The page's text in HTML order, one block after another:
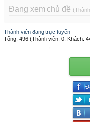
Đang xem chủ đề
Thành viên đang trực tuyến
Tổng: 496 (Thành viên: 0, Khách: